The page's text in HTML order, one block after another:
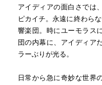
アイディアの面白さでは
ピカイチ。永遠に終わら
響楽団。時にユーモラス
団の内幕に、アイディア
ラーぶりが光る。
日常から急に奇妙な世界